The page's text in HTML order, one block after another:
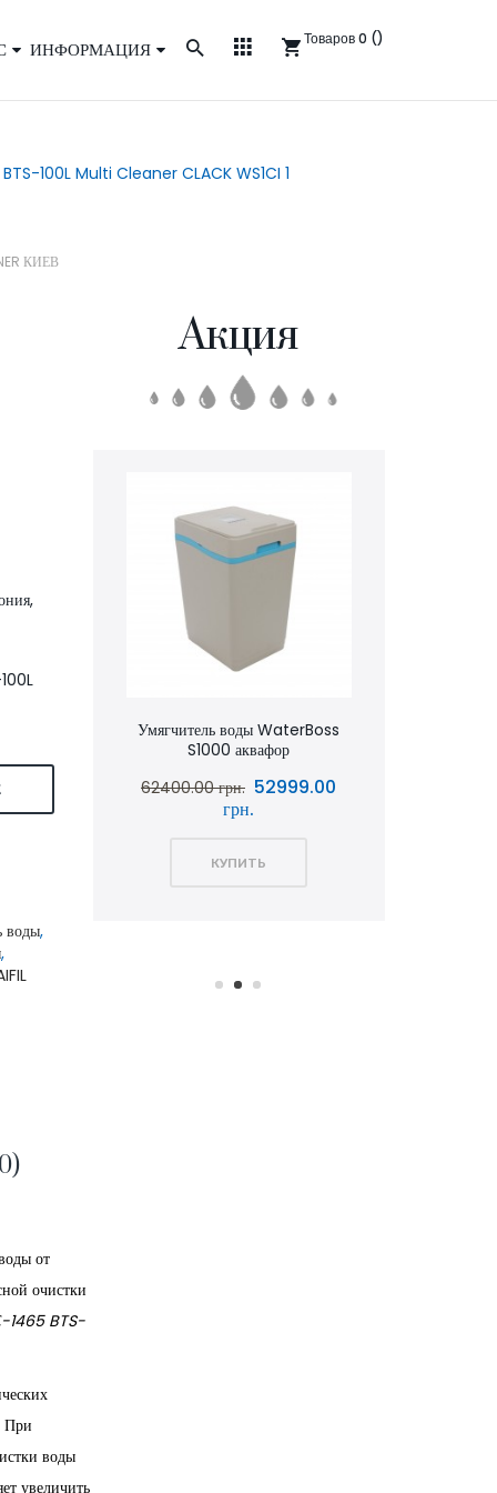
Товаров 0 ()
ИНФОРМАЦИЯ
BTS-100L Multi Cleaner CLACK WS1CI 1
КИЕВ
воды,
,
от
очистки
1465 BTS-
При
воды
увеличить
Акция
Умягчитель воды WaterBoss
S1000 аквафор
62400.00 грн. 52999.00
грн.
КУПИТЬ